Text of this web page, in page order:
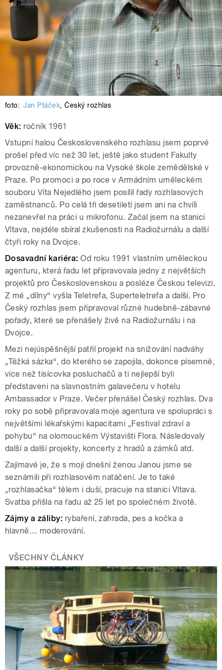
foto: Jan Ptáček,Český rozhlas
Věk: ročník 1961
Vstupní halou Československého rozhlasu jsem poprvé
prošel před víc než 30 let, ještě jako student Fakulty
provozně-ekonomickou na Vysoké škole zemědělské v
Praze. Po promoci a po roce v Armádním uměleckém
souboru Víta Nejedlého jsem posílil řady rozhlasových
zaměstnanců. Po celá tři desetiletí jsem ani na chvíli
nezanevřel na práci u mikrofonu. Začal jsem na stanici
Vltava, nejdéle sbíral zkušenosti na Radiožurnálu a další
čtyři roky na Dvojce.
Dosavadní kariéra: Od roku 1991 vlastním uměleckou
agenturu, která řadu let připravovala jedny z největších
projektů pro Československou a posléze Českou televizi.
Z mé „dílny“ vyšla Teletrefa, Superteletrefa a další. Pro
Český rozhlas jsem připravoval různé hudebně-zábavné
pořady, které se přenášely živě na Radiožurnálu i na
Dvojce.
Mezi nejúspěšnější patřil projekt na snižování nadváhy
„Těžká sázka“, do kterého se zapojila, dokonce písemně,
více než tisícovka posluchačů a ti nejlepší byli
představeni na slavnostním galavečeru v hotelu
Ambassador v Praze. Večer přenášel Český rozhlas. Dva
roky po sobě připravovala moje agentura ve spolupráci s
největšími lékařskými kapacitami „Festival zdraví a
pohybu“ na olomouckém Výstavišti Flora. Následovaly
další a další projekty, koncerty z hradů a zámků atd.
Zajímavé je, že s mojí dnešní ženou Janou jsme se
seznámili při rozhlasovém natáčení. Je to také
„rozhlasačka“ tělem i duší, pracuje na stanici Vltava.
Svatba přišla na řadu až 25 let po společném životě.
Zájmy a záliby: rybaření, zahrada, pes a kočka a
hlavně… moderování.
VŠECHNY ČLÁNKY